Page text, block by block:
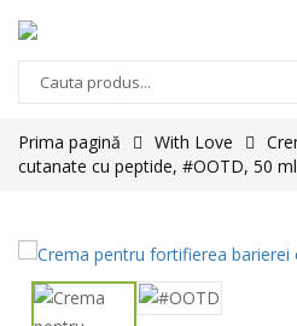
Prima pagină With Love
cutanate cu peptide, #OOTD, 50 ml